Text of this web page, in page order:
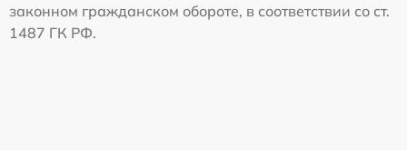
законном гражданском обороте, в соответствии со ст.
1487 ГК РФ.